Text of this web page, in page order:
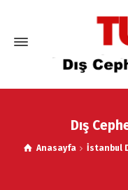
Dış
Anasayfa İstanbul